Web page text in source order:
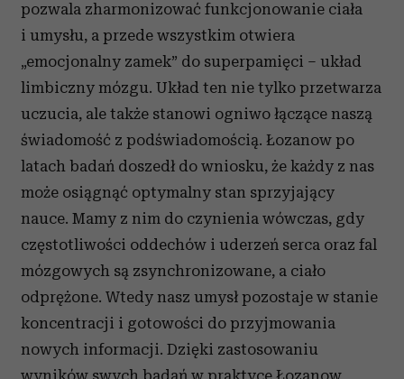
pozwala zharmonizować funkcjonowanie ciała
i umysłu, a przede wszystkim otwiera
„emocjonalny zamek” do superpamięci – układ
limbiczny mózgu. Układ ten nie tylko przetwarza
uczucia, ale także stanowi ogniwo łączące naszą
świadomość z podświadomością. Łozanow po
latach badań doszedł do wniosku, że każdy z nas
może osiągnąć optymalny stan sprzyjający
nauce. Mamy z nim do czynienia wówczas, gdy
częstotliwości oddechów i uderzeń serca oraz fal
mózgowych są zsynchronizowane, a ciało
odprężone. Wtedy nasz umysł pozostaje w stanie
koncentracji i gotowości do przyjmowania
nowych informacji. Dzięki zastosowaniu
wyników swych badań w praktyce Łozanow